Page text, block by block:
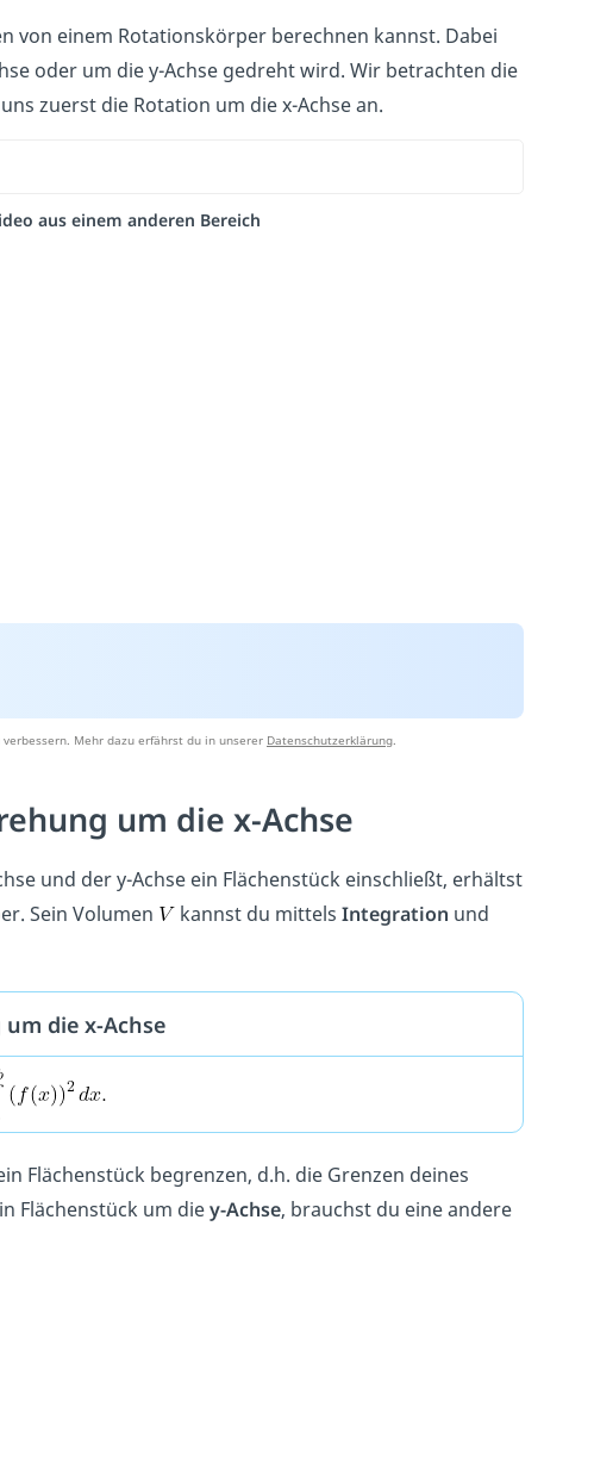
von einem Rotationskörper berechnen kannst. Dabei
oder um die y-Achse gedreht wird. Wir betrachten die
zuerst die Rotation um die x-Achse an.
aus einem anderen Bereich
Mehr dazu erfährst du in unserer Datenschutzerklärung.
um die x-Achse
und der y-Achse ein Flächenstück einschließt, erhältst
Sein Volumen kannst du mittels Integration und
die x-Achse
Flächenstück begrenzen, d.h. die Grenzen deines
Flächenstück um diey-Achse, brauchst du eine andere